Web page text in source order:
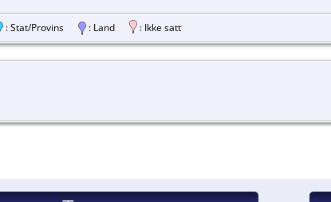
: Stat/Provins : Land : Ikke satt